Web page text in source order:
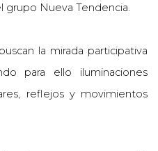
grupo Nueva Tendencia.
la mirada participativa
para ello iluminaciones
reflejos y movimientos